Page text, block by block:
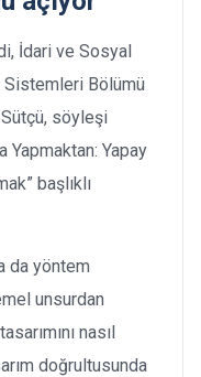
İdari ve Sosyal
Bölümü
söyleşi
Yapmaktan: Yapay
başlıklı
da yöntem
unsurdan
nasıl
doğrultusunda